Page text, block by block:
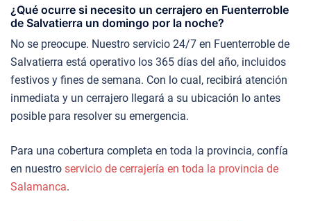
¿Qué ocurre si necesito un cerrajero en Fuenterroble
de Salvatierra un domingo por la noche?
No se preocupe. Nuestro servicio 24/7 en Fuenterroble de
Salvatierra está operativo los 365 días del año, incluidos
festivos y fines de semana. Con lo cual, recibirá atención
inmediata y un cerrajero llegará a su ubicación lo antes
posible para resolver su emergencia.
Para una cobertura completa en toda la provincia, confía
en nuestro servicio de cerrajería en toda la provincia de
Salamanca.